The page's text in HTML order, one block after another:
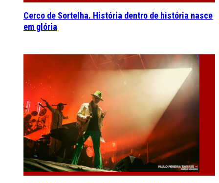
Cerco de Sortelha. História dentro de história nasce
em glória